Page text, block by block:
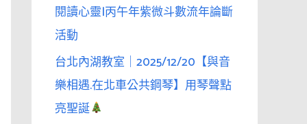
閱讀心靈|丙午年紫微斗數流年論斷
活動
台北內湖教室｜2025/12/20【與音
樂相遇.在北車公共鋼琴】用琴聲點
亮聖誕